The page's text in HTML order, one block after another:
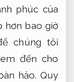
phúc của
hơn bao giờ
chúng tôi
đến cho
hảo. Quy